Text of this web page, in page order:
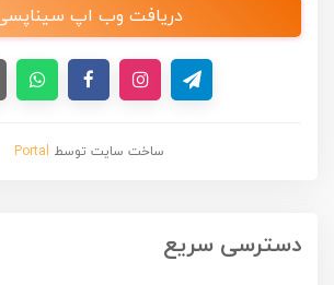
دریافت وب اپ
ساخت سایت توسط Portal
دسترسی سریع